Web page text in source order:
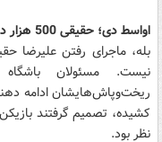
اواسط دی؛ حقیقی500 هزار دلار به رویانیان کمک کرد
بله، ماجرای رفتن علیرضا
نیست. مسئولان
کشیده، تصمیم گرفتند
نظر بود.